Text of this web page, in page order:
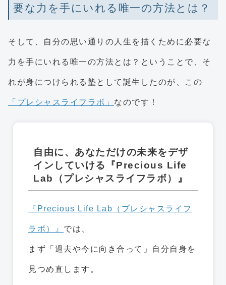
要な力を手にいれる唯一の方法とは？
そして、自分の思い通りの人生を描くために必要な
力を手にいれる唯一の方法とは？ということで、そ
れが身につけられる塾として誕生したのが、この
「プレシャスライフラボ」 なのです！
自由に、あなただけの未来をデザ
インしていける『Precious Life
Lab（プレシャスライフラボ）』
『Precious Life Lab（プレシャスライフ
ラボ）』 では、
まず「過去や今に向き合って」自分自身を
見つめ直します。